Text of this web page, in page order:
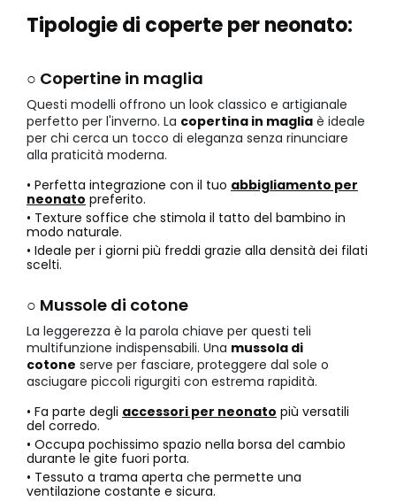
Tipologie di coperte per neonato:
○ Copertine in maglia
Questi modelli offrono un look classico e artigianale
perfetto per l'inverno. La copertina in maglia è ideale
per chi cerca un tocco di eleganza senza rinunciare
alla praticità moderna.
• Perfetta integrazione con il tuo abbigliamento per
neonato preferito.
• Texture soffice che stimola il tatto del bambino in
modo naturale.
• Ideale per i giorni più freddi grazie alla densità dei filati
scelti.
○ Mussole di cotone
La leggerezza è la parola chiave per questi teli
multifunzione indispensabili. Una mussola di
cotone serve per fasciare, proteggere dal sole o
asciugare piccoli rigurgiti con estrema rapidità.
• Fa parte degli accessori per neonato più versatili
del corredo.
• Occupa pochissimo spazio nella borsa del cambio
durante le gite fuori porta.
• Tessuto a trama aperta che permette una
ventilazione costante e sicura.